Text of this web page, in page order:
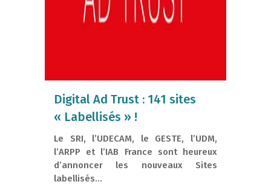
Digital Ad Trust : 141 sites
« Labellisés » !
Le SRI, l’UDECAM, le GESTE, l’UDM,
l’ARPP et l’IAB France sont heureux
d’annoncer les nouveaux Sites
labellisés...